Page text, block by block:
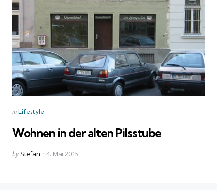
Categories
Posted
inLifestyle
Wohnen in der alten Pilsstube
Posted
by Stefan 4. Mai 2015